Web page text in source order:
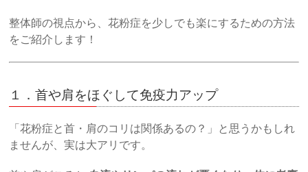
整体師の視点から、花粉症を少しでも楽にするための方法
をご紹介します！
１．首や肩をほぐして免疫力アップ
「花粉症と首・肩のコリは関係あるの？」と思うかもしれ
ませんが、実は大アリです。